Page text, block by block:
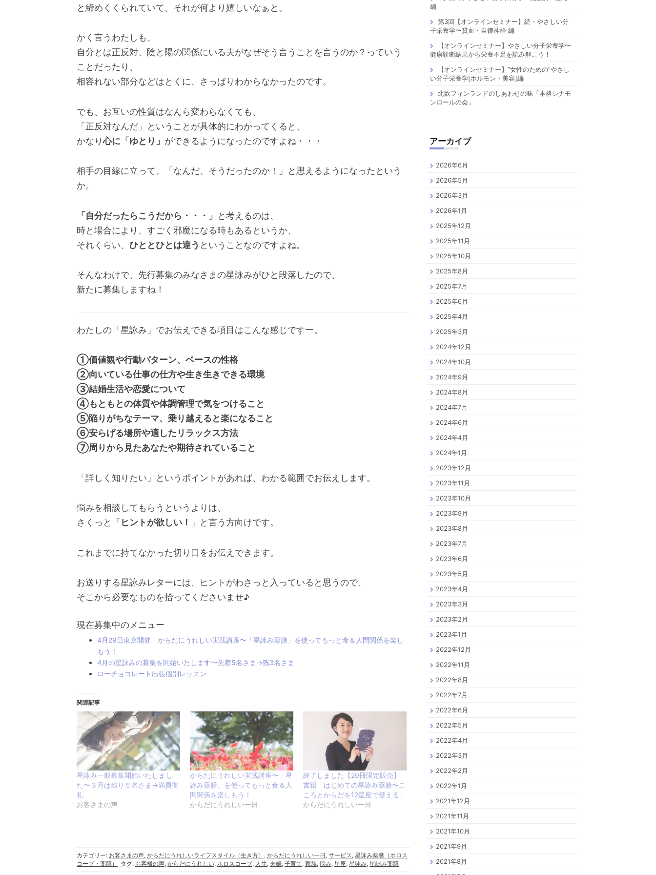
と締めくくられていて、それが何より嬉しいなぁと。
かく言うわたしも、
自分とは正反対、陰と陽の関係にいる夫がなぜそう言うことを言うのか？っていう
ことだったり、
相容れない部分などはとくに、さっぱりわからなかったのです。
でも、お互いの性質はなんら変わらなくても、
「正反対なんだ」ということが具体的にわかってくると、
かなり心に「ゆとり」 ができるようになったのですよね・・・
相手の目線に立って、「なんだ、そうだったのか！」と思えるようになったという
か。
「自分だったらこうだから・・・」
と考えるのは、
時と場合により、すごく邪魔になる時もあるというか、
それくらい、 ひととひとは違う ということなのですよね。
そんなわけで、先行募集のみなさまの星詠みがひと段落したので、
新たに募集しますね！
わたしの「星詠み」でお伝えできる項目はこんな感じですー。
①価値観や行動パターン、ベースの性格
②向いている仕事の仕方や生き生きできる環境
③結婚生活や恋愛について
④もともとの体質や体調管理で気をつけること
⑤陥りがちなテーマ、乗り越えると楽になること
⑥安らげる場所や適したリラックス方法
⑦周りから見たあなたや期待されていること
「詳しく知りたい」というポイントがあれば、わかる範囲でお伝えします。
悩みを相談してもらうというよりは、
さくっと「 ヒントが欲しい！ 」と言う方向けです。
これまでに持てなかった切り口をお伝えできます。
お送りする星詠みレターには、ヒントがわさっと入っていると思うので、
そこから必要なものを拾ってくださいませ♪
現在募集中のメニュー
4月29日東京開催 からだにうれしい実践講座〜「星詠み薬膳」を使ってもっと食＆人間関係を楽し
もう！
4月の星詠みの募集を開始いたします〜先着5名さま→残3名さま
ローチョコレート出張個別レッスン
関連記事
星詠み一般募集開始いたしまし
た〜３月は残り５名さま→満員御
礼
お客さまの声
からだにうれしい実践講座〜「星
詠み薬膳」を使ってもっと食＆人
間関係を楽しもう！
からだにうれしい一日
終了しました【20冊限定販売】
書籍「はじめての星詠み薬膳〜こ
ころとからだを12星座で整える」
からだにうれしい一日
カテゴリー: お客さまの声, からだにうれしいライフスタイル（生き方） , からだにうれしい一日 , サービス, 星詠み薬膳（ホロス
コープ・薬膳）
タグ: お客様の声, からだにうれしい, ホロスコープ, 人生, 夫婦, 子育て, 家族,悩み, 星座, 星詠み, 星詠み薬膳
編
第3回【オンラインセミナー】続・やさしい分
子栄養学〜貧血・自律神経 編
【オンラインセミナー】やさしい分子栄養学〜
健康診断結果から栄養不足を読み解こう！
【オンラインセミナー】”女性のための”やさし
い分子栄養学[ホルモン・美容]編
北欧フィンランドのしあわせの味「本格シナモ
ンロールの会」
アーカイブ
2026年6月
2026年5月
2026年3月
2026年1月
2025年12月
2025年11月
2025年10月
2025年8月
2025年7月
2025年6月
2025年4月
2025年3月
2024年12月
2024年10月
2024年9月
2024年8月
2024年7月
2024年6月
2024年4月
2024年1月
2023年12月
2023年11月
2023年10月
2023年9月
2023年8月
2023年7月
2023年6月
2023年5月
2023年4月
2023年3月
2023年2月
2023年1月
2022年12月
2022年11月
2022年8月
2022年7月
2022年6月
2022年5月
2022年4月
2022年3月
2022年2月
2022年1月
2021年12月
2021年11月
2021年10月
2021年9月
2021年8月